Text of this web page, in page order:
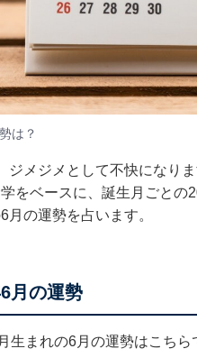
は？
ジメジメとして不快になり
をベースに、誕生月ごと
の運勢を占います。
月の運勢
まれの6月の運勢はこちら